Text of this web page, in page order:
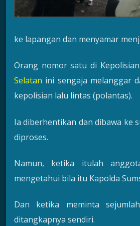
ke lapangan dan menyamar
Orang nomor satu di
Selatan ini sengaja melanggar
kepolisian lalu lintas (polantas).
Ia diberhentikan dan dibawa ke
diproses.
Namun, ketika itulah
mengetahui bila itu Kapolda
Dan ketika meminta
ditangkapnya sendiri.